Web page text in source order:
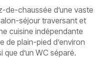
de-chaussée d’une vaste
séjour traversant et
cuisine indépendante
de plain-pied d’environ
que d’un WC séparé.